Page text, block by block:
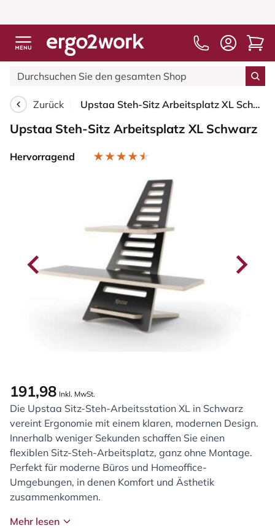
Zurück Upstaa Steh-Sitz Arbeitsplatz XL Schwarz
Upstaa Steh-Sitz Arbeitsplatz XL Schwarz
Hervorragend
191,98 Inkl. MwSt.
Die Upstaa Sitz-Steh-Arbeitsstation XL in Schwarz
vereint Ergonomie mit einem klaren, modernen Design.
Innerhalb weniger Sekunden schaffen Sie einen
flexiblen Sitz-Steh-Arbeitsplatz, ganz ohne Montage.
Perfekt für moderne Büros und Homeoffice-
Umgebungen, in denen Komfort und Ästhetik
zusammenkommen.
Mehr lesen